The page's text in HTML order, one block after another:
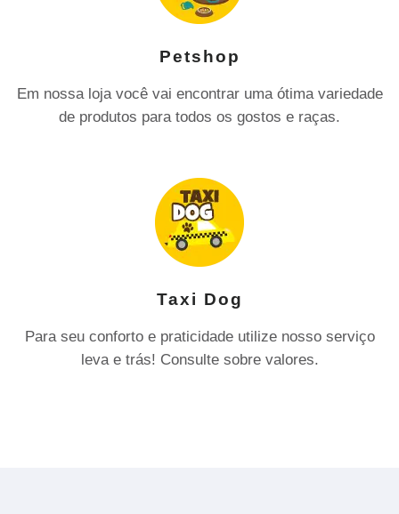
Petshop
Em nossa loja você vai encontrar uma ótima variedade
de produtos para todos os gostos e raças.
Taxi Dog
Para seu conforto e praticidade utilize nosso serviço
leva e trás! Consulte sobre valores.